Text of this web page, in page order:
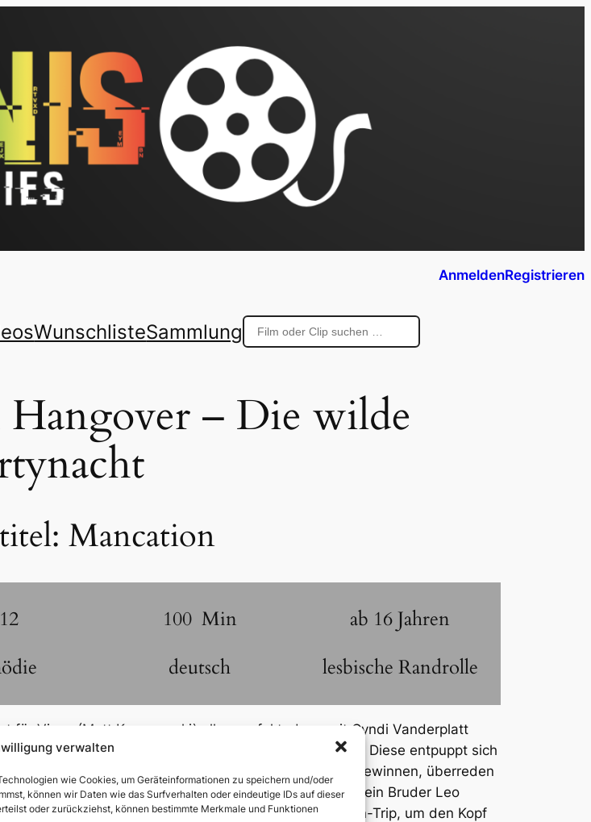
verwalten
wie Cookies, um Geräteinformationen zu speichern und/oder
können wir Daten wie das Surfverhalten oder eindeutige IDs auf dieser
oder zurückziehst, können bestimmte Merkmale und Funktionen
AnmeldenRegistrieren
WunschlisteSammlung
Hangover – Die wilde
Mancation
100 Min
deutsch
ab 16 Jahren
lesbische Randrolle
für Vince (Matt Kawczynski) alles perfekt, denn mit Cyndi Vanderplatt
heiratet er die äußerst attraktive Tochter seines Chefs. Diese entpuppt sich
Tag nach der Hochzeit als Lesbe. Um Abstand zu gewinnen, überreden
(Jake Matthews) und Brady (Joey Fatone) sowie sein Bruder Leo
den vom Schicksal Gebeutelten zu einem Spontan-Trip, um den Kopf